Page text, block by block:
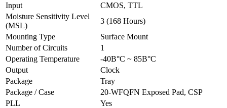
Input
CMOS, TTL
Moisture Sensitivity Level
(MSL)
3 (168 Hours)
Mounting Type
Surface Mount
Number of Circuits
1
Operating Temperature
-40В°C ~ 85В°C
Output
Clock
Package
Tray
Package / Case
20-WFQFN Exposed Pad, CSP
PLL
Yes